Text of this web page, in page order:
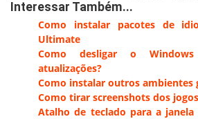
Interessar Também...
Como instalar pacotes de
Ultimate
Como desligar o
atualizações?
Como instalar outros ambientes
Como tirar screenshots dos
Atalho de teclado para a janela